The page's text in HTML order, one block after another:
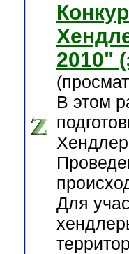
2010"
В этом
Для